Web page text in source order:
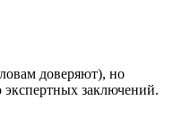
доверяют), но
экспертных заключений.